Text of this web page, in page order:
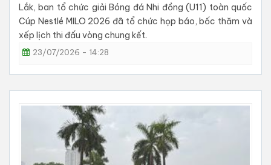
Lắk, ban tổ chức giải Bóng đá Nhi đồng (U11) toàn quốc
Cúp Nestlé MILO 2026 đã tổ chức họp báo, bốc thăm và
xếp lịch thi đấu vòng chung kết.
23/07/2026 - 14:28